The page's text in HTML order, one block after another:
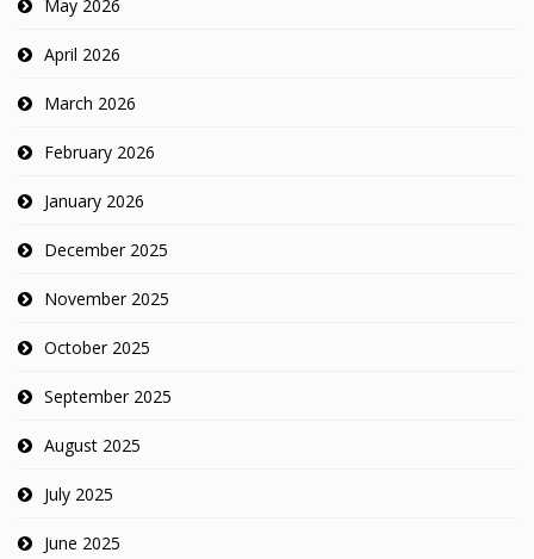
May 2026
April 2026
March 2026
February 2026
January 2026
December 2025
November 2025
October 2025
September 2025
August 2025
July 2025
June 2025